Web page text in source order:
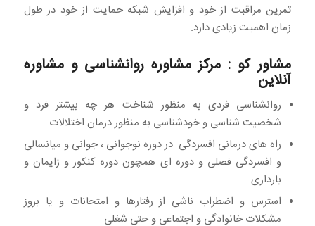
تمرین مراقبت از خود و افزایش شبکه حمایت از خود در طول
زمان اهمیت زیادی دارد.
مشاور کو : مرکز مشاوره روانشناسی و مشاوره
آنلاین
روانشناسی فردی به منظور شناخت هر چه بیشتر فرد و
شخصیت شناسی و خودشناسی به منظور درمان اختلالات
راه های درمانی افسردگی در دوره نوجوانی ، جوانی و میانسالی
و افسردگی فصلی و دوره ای همچون دوره کنکور و زایمان و
بارداری
استرس و اضطراب ناشی از رفتارها و امتحانات و یا بروز
مشکلات خانوادگی و اجتماعی و حتی شغلی